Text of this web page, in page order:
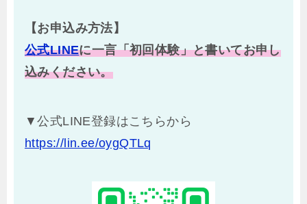
【お申込み方法】
公式LINEに一言「初回体験」と書いてお申し
込みください。
▼公式LINE登録はこちらから
https://lin.ee/oygQTLq